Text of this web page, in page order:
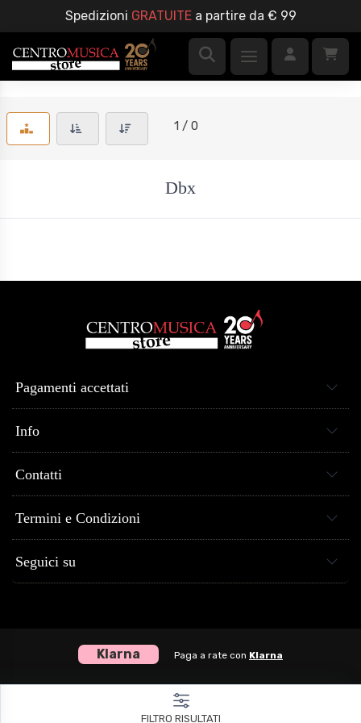
Spedizioni GRATUITEa partire da € 99
1 / 0
Dbx
Pagamenti accettati
Info
Contatti
Termini e Condizioni
Seguici su
FILTRO RISULTATI
Klarna Paga a rate con Klarna
Centro Musica Store® dal 2005 al tuo servizio - P.Iva 04307120651